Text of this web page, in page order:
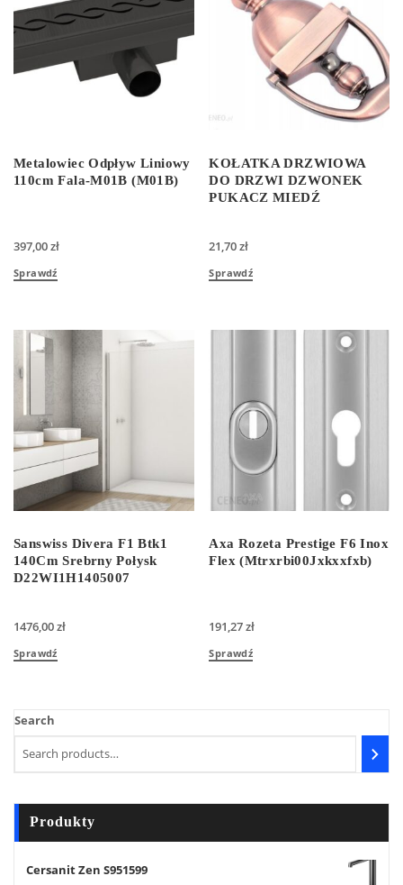
Metalowiec Odpływ Liniowy
110cm Fala-M01B (M01B)
397,00zł
Sprawdź
KOŁATKA DRZWIOWA
DO DRZWI DZWONEK
PUKACZ MIEDŹ
21,70zł
Sprawdź
Sanswiss Divera F1 Btk1
140Cm Srebrny Połysk
D22WI1H1405007
1476,00zł
Sprawdź
Axa Rozeta Prestige F6 Inox
Flex (Mtrxrbi00Jxkxxfxb)
191,27zł
Sprawdź
Search
Produkty
Cersanit Zen S951599